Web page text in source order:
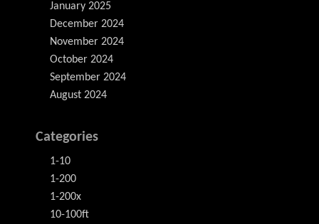
January 2025
December 2024
November 2024
October 2024
September 2024
August 2024
Categories
1-10
1-200
1-200x
10-100ft